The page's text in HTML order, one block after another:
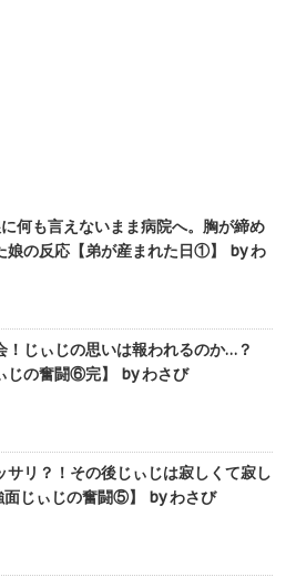
何も言えないまま病院へ。胸が締め
娘の反応【弟が産まれた日①】 by わ
！じぃじの思いは報われるのか…？
じの奮闘⑥完】 by わさび
サリ？！その後じぃじは寂しくて寂し
面じぃじの奮闘⑤】 by わさび